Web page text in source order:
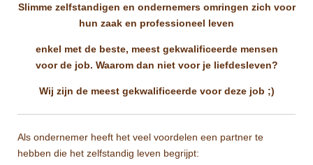
Slimme zelfstandigen en ondernemers omringen zich voor
hun zaak en professioneel leven
enkel met de beste, meest gekwalificeerde mensen
voor de job. Waarom dan niet voor je liefdesleven?
Wij zijn de meest gekwalificeerde voor deze job ;)
Als ondernemer heeft het veel voordelen een partner te
hebben die het zelfstandig leven begrijpt: